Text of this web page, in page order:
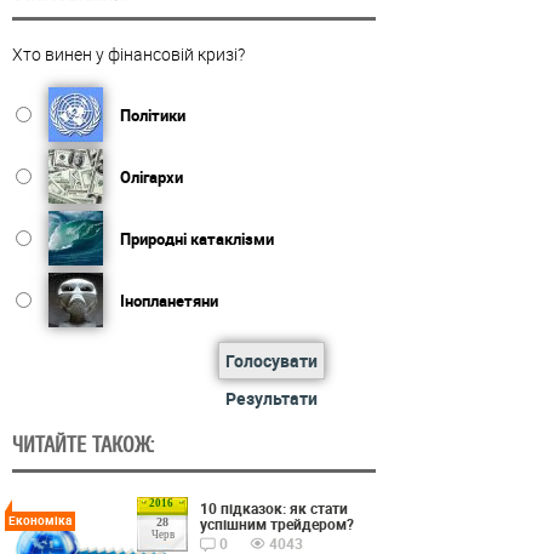
Хто винен у фінансовій кризі?
Політики
Олігархи
Природні катаклізми
Інопланетяни
Голосувати
Результати
ЧИТАЙТЕ ТАКОЖ:
2016
28
Черв
Економіка
10 підказок: як стати
успішним трейдером?
0
4043